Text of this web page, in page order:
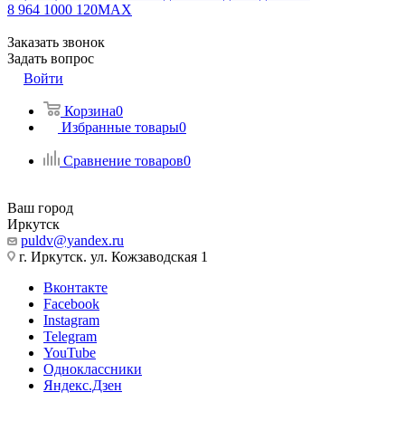
8 964 1000 120MAX
Заказать звонок
Задать вопрос
Войти
Корзина0
Избранные товары0
Сравнение товаров0
Ваш город
Иркутск
puldv@yandex.ru
г. Иркутск. ул. Кожзаводская 1
Вконтакте
Facebook
Instagram
Telegram
YouTube
Одноклассники
Яндекс.Дзен